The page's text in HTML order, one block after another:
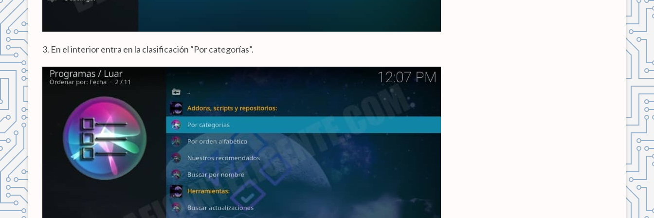
3. En el interior entra en la clasificación “Por categorías”.